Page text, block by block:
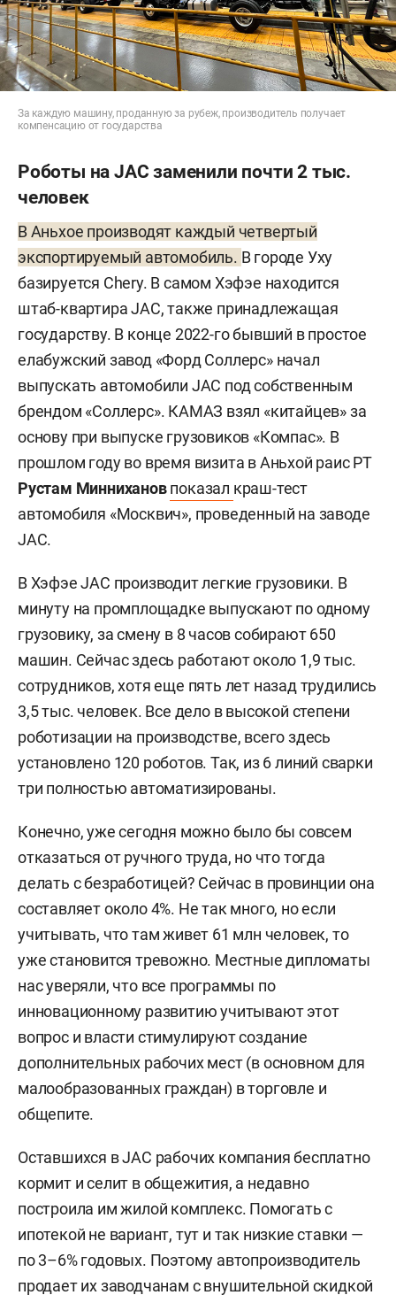
За каждую машину, проданную за рубеж, производитель получает
компенсацию от государства
Роботы на JAC заменили почти 2 тыс.
человек
В Аньхое производят каждый четвертый
экспортируемый автомобиль. В городе Уху
базируется Chery. В самом Хэфэе находится
штаб-квартира JAC, также принадлежащая
государству. В конце 2022-го бывший в простое
елабужский завод «Форд Соллерс» начал
выпускать автомобили JAC под собственным
брендом «Соллерс». КАМАЗ взял «китайцев» за
основу при выпуске грузовиков «Компас». В
прошлом году во время визита в Аньхой раис РТ
Рустам Минниханов показал краш-тест
автомобиля «Москвич», проведенный на заводе
JAC.
В Хэфэе JAC производит легкие грузовики. В
минуту на промплощадке выпускают по одному
грузовику, за смену в 8 часов собирают 650
машин. Сейчас здесь работают около 1,9 тыс.
сотрудников, хотя еще пять лет назад трудились
3,5 тыс. человек. Все дело в высокой степени
роботизации на производстве, всего здесь
установлено 120 роботов. Так, из 6 линий сварки
три полностью автоматизированы.
Конечно, уже сегодня можно было бы совсем
отказаться от ручного труда, но что тогда
делать с безработицей? Сейчас в провинции она
составляет около 4%. Не так много, но если
учитывать, что там живет 61 млн человек, то
уже становится тревожно. Местные дипломаты
нас уверяли, что все программы по
инновационному развитию учитывают этот
вопрос и власти стимулируют создание
дополнительных рабочих мест (в основном для
малообразованных граждан) в торговле и
общепите.
Оставшихся в JAC рабочих компания бесплатно
кормит и селит в общежития, а недавно
построила им жилой комплекс. Помогать с
ипотекой не вариант, тут и так низкие ставки —
по 3–6% годовых. Поэтому автопроизводитель
продает их заводчанам с внушительной скидкой